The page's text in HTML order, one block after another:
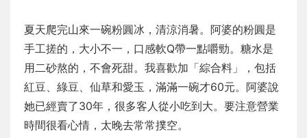
夏天爬完山來一碗粉圓冰，清涼消暑。阿婆的粉圓是
手工搓的，大小不一，口感軟Q帶一點嚼勁。糖水是
用二砂熬的，不會死甜。我喜歡加「綜合料」，包括
紅豆、綠豆、仙草和愛玉，滿滿一碗才60元。阿婆說
她已經賣了30年，很多客人從小吃到大。要注意營業
時間很看心情，太晚去常常撲空。